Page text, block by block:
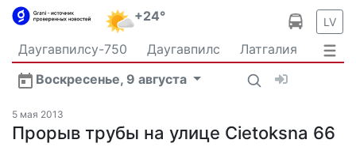
+24° LV
Даугавпилсу-750 Даугавпилс
Латгалия
Латвия
Политика Происшествия
Спорт
Общество
Воскресенье, 9 августа
Новости Даугавпилса
Транспорт
В мире
5 мая 2013
Прорыв трубы на улице Cietoksna 66